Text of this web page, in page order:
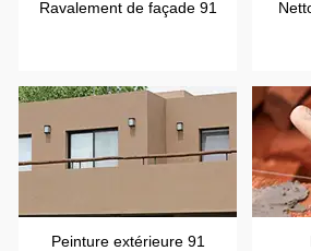
Ravalement de façade 91
Peinture extérieure 91